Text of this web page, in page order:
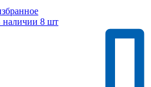
наличии 8 шт